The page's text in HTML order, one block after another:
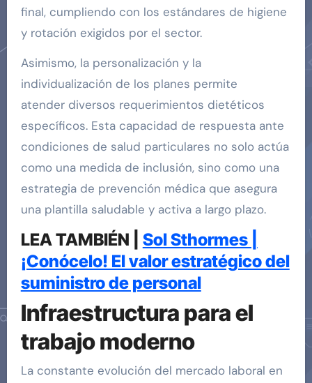
final, cumpliendo con los estándares de higiene
y rotación exigidos por el sector.
Asimismo, la personalización y la
individualización de los planes permite
atender diversos requerimientos dietéticos
específicos. Esta capacidad de respuesta ante
condiciones de salud particulares no solo actúa
como una medida de inclusión, sino como una
estrategia de prevención médica que asegura
una plantilla saludable y activa a largo plazo.
LEA TAMBIÉN | Sol Sthormes |
¡Conócelo! El valor estratégico del
suministro de personal
Infraestructura para el
trabajo moderno
La constante evolución del mercado laboral en